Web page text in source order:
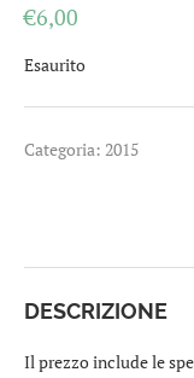
€6,00
Esaurito
Categoria: 2015
DESCRIZIONE
Il prezzo include le